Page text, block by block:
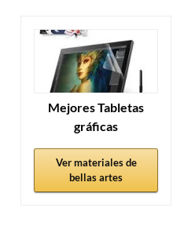
Mejores Tabletas
gráficas
Ver materiales de
bellas artes